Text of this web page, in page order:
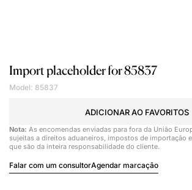
Import placeholder for 85837
Model: 85837
ADICIONAR AO FAVORITOS
Nota: As encomendas enviadas para fora da União
sujeitas a direitos aduaneiros, impostos de importação
que são da inteira responsabilidade do cliente.
Falar com um consultorAgendar marcação